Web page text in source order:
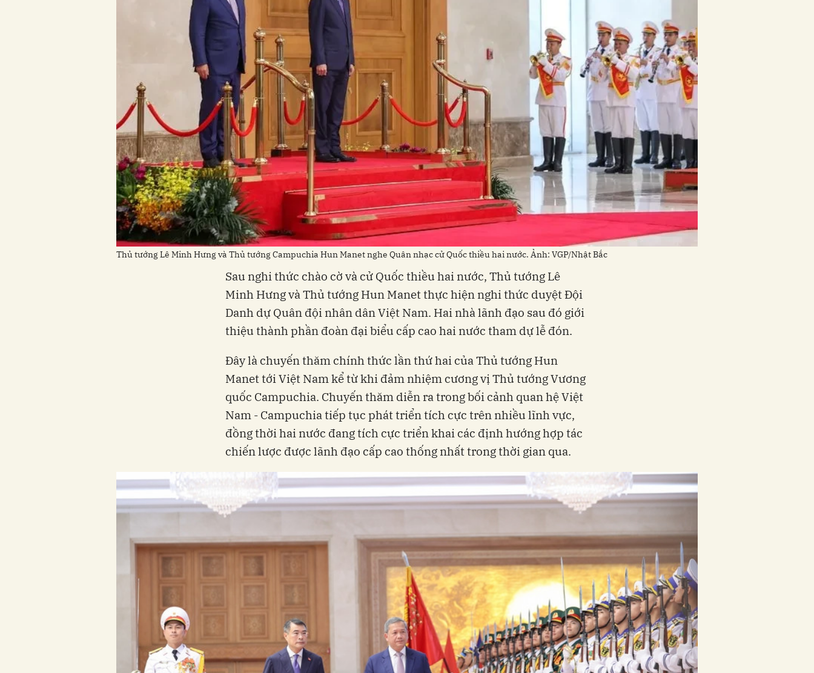
Thủ tướng Lê Minh Hưng và Thủ tướng Campuchia Hun Manet nghe Quân nhạc cử Quốc thiều hai nước. Ảnh: VGP/Nhật Bắc
Sau nghi thức chào cờ và cử Quốc thiều hai nước, Thủ tướng Lê
Minh Hưng và Thủ tướng Hun Manet thực hiện nghi thức duyệt Đội
Danh dự Quân đội nhân dân Việt Nam. Hai nhà lãnh đạo sau đó giới
thiệu thành phần đoàn đại biểu cấp cao hai nước tham dự lễ đón.
Đây là chuyến thăm chính thức lần thứ hai của Thủ tướng Hun
Manet tới Việt Nam kể từ khi đảm nhiệm cương vị Thủ tướng Vương
quốc Campuchia. Chuyến thăm diễn ra trong bối cảnh quan hệ Việt
Nam - Campuchia tiếp tục phát triển tích cực trên nhiều lĩnh vực,
đồng thời hai nước đang tích cực triển khai các định hướng hợp tác
chiến lược được lãnh đạo cấp cao thống nhất trong thời gian qua.